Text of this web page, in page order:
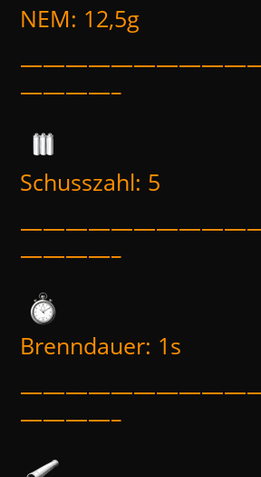
NEM: 12,5g
————–
Schusszahl: 5
————–
Brenndauer: 1s
————–